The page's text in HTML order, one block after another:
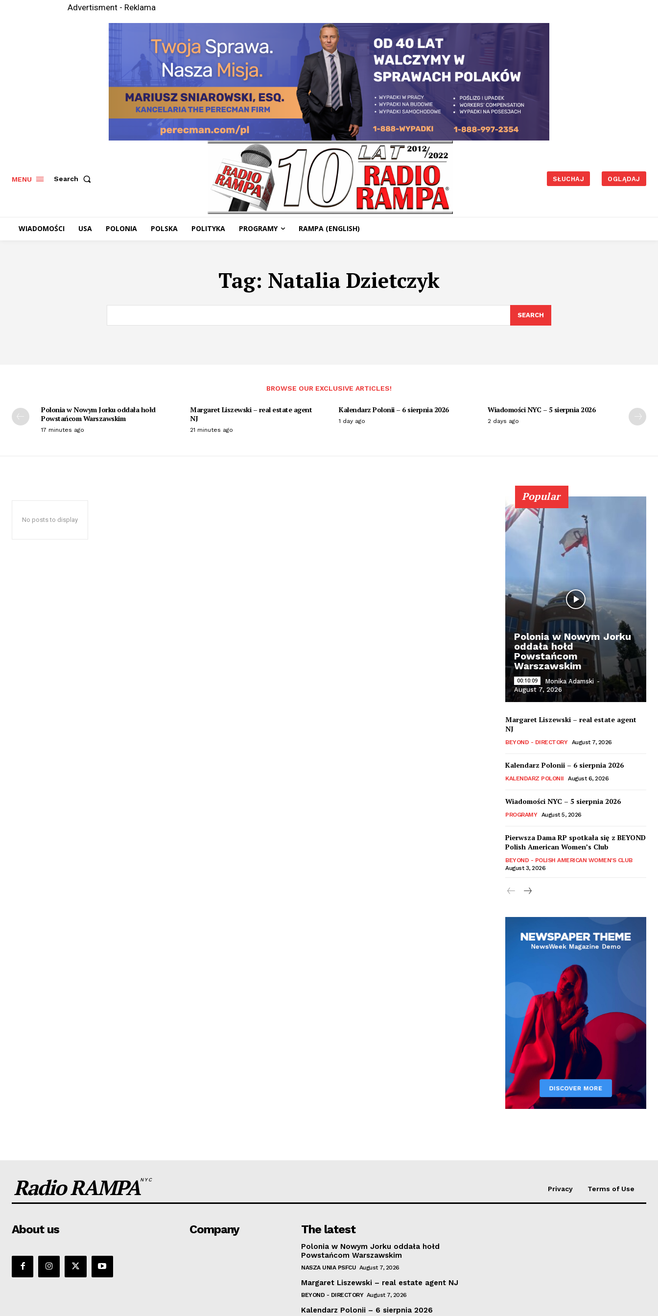
Advertisment - Reklama
MENU Search SŁUCHAJ OGLĄDAJ
WIADOMOŚCI USA POLONIA POLSKA POLITYKA PROGRAMY RAMPA (ENGLISH)
Tag: Natalia Dzietczyk
SEARCH
BROWSE OUR EXCLUSIVE ARTICLES!
Polonia w Nowym Jorku oddała hołd
Powstańcom Warszawskim
17 minutes ago
Margaret Liszewski – real estate agent
NJ
21 minutes ago
Kalendarz Polonii – 6 sierpnia 2026
1 day ago
Wiadomości NYC – 5 sierpnia 2026
2 days ago
No posts to display
Popular
Polonia w Nowym Jorku
oddała hołd
Powstańcom
Warszawskim
00:10:09 Monika Adamski -
August 7, 2026
Margaret Liszewski – real estate agent
NJ
BEYOND - DIRECTORY August 7, 2026
Kalendarz Polonii – 6 sierpnia 2026
KALENDARZ POLONII August 6, 2026
Wiadomości NYC – 5 sierpnia 2026
PROGRAMY August 5, 2026
Pierwsza Dama RP spotkała się z BEYOND
Polish American Women’s Club
BEYOND - POLISH AMERICAN WOMEN'S CLUB
August 3, 2026
Radio RAMPANYC
Privacy Terms of Use
About us Company The latest
Polonia w Nowym Jorku oddała hołd
Powstańcom Warszawskim
NASZA UNIA PSFCU August 7, 2026
Margaret Liszewski – real estate agent NJ
BEYOND - DIRECTORY August 7, 2026
Kalendarz Polonii – 6 sierpnia 2026